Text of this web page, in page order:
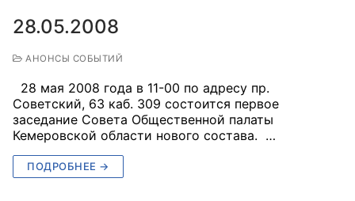
28.05.2008
АНОНСЫ СОБЫТИЙ
28 мая 2008 года в 11-00 по адресу пр.
Советский, 63 каб. 309 состоится первое
заседание Совета Общественной палаты
Кемеровской области нового состава. …
ПОДРОБНЕЕ →